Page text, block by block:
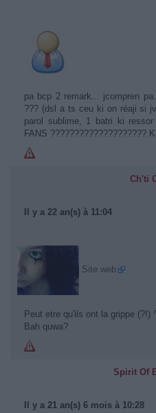
pa bcp 2 remark... jcompren
??? (dsl a ts ceu ki on réaji si
parol sublime, 1 batri ki
FANS ????????????????????
Ch'ti
Il y a 22 an(s) à 11:04
Site web
Peut etre qu'ils ont la grippe (?!)
Bah quwa?
Spirit Of
Il y a 21 an(s) 6 mois à 10:28